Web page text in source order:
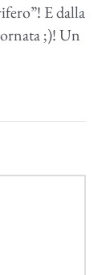
E dalla
;)! Un